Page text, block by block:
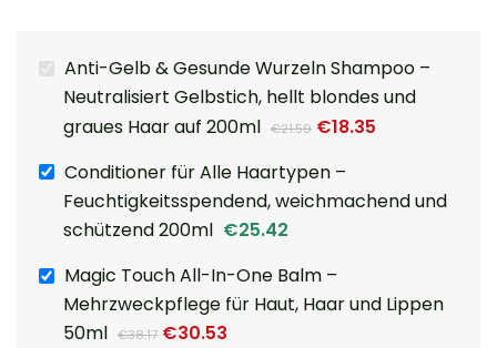
Anti-Gelb & Gesunde Wurzeln Shampoo –
Neutralisiert Gelbstich, hellt blondes und
graues Haar auf 200ml €21.59 €18.35
Conditioner für Alle Haartypen –
Feuchtigkeitsspendend, weichmachend und
schützend 200ml €25.42
Magic Touch All-In-One Balm –
Mehrzweckpflege für Haut, Haar und Lippen
50ml €38.17 €30.53